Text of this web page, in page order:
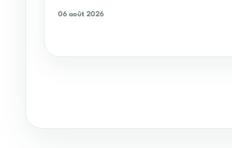
06 août 2026